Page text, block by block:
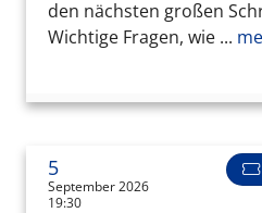
den nächsten großen
Wichtige Fragen, wie ...
5
September 2026
19:30